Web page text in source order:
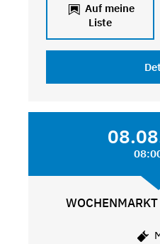
Auf meine
Liste